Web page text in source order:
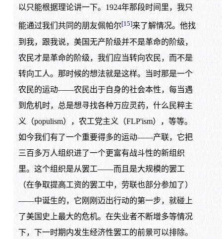
以只能根据理论讲一下。1924年那段时间里，我只
能通过我们共同的朋友佩帕尔[15]来了解情况。他找
到我，跟我说，美国无产阶级并不是革命的阶级，
农民才是革命的阶级，我们应当转向农民，而不是
转向工人。那时候的想法就是这样。当时那是一个
农民的运动——农民出于自身的社会本性，每当遇
到危机时，总是想寻找各种万应灵药，什么民粹主
义（populism），农工党主义（FLP'ism），等等。
如今我们有了一个重要得多的运动——产联，它把
三百多万人组织进了一个更富有战斗性的新组织
里。这个组织是从罢工——而且是大规模的罢工
（在争取提高工资的罢工中，劳联也部分参加了）
——中诞生的，它刚刚迈出行动的第一步，就碰上
了美国史上最大的危机。在失业者不断增多等情况
下，下一时期内发生经济性罢工的前景可以排除。